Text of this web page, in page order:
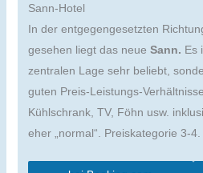
Sann-Hotel
In der entgegengesetzten
gesehen liegt das neue Sann. Es
zentralen Lage sehr beliebt,
guten Preis-Leistungs-
Kühlschrank, TV, Föhn usw.
eher „normal“. Preiskategorie 3-4.